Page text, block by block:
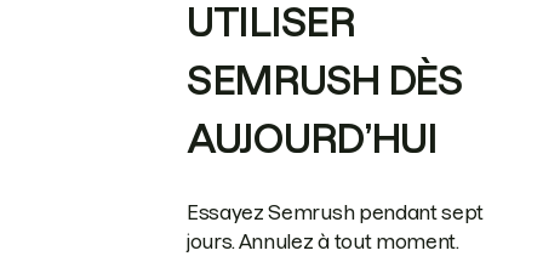
UTILISER
SEMRUSH DÈS
AUJOURD’HUI
Essayez Semrush pendant sept
jours. Annulez à tout moment.